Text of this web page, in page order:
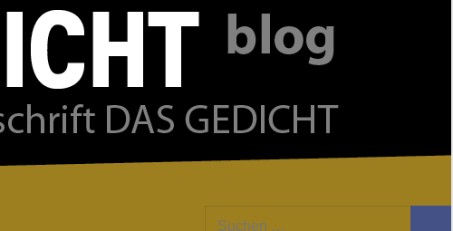
Suchen